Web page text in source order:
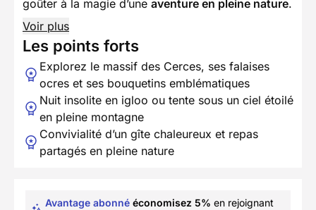
goûter à la magie d’une aventure en pleine nature.
Voir plus
Les points forts
Explorez le massif des Cerces, ses falaises
ocres et ses bouquetins emblématiques
Nuit insolite en igloo ou tente sous un ciel étoilé
en pleine montagne
Convivialité d’un gîte chaleureux et repas
partagés en pleine nature
Avantage abonné économisez 5% en rejoignant